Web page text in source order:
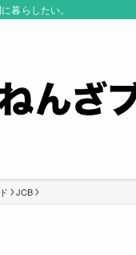
暮らしたい。
JCB